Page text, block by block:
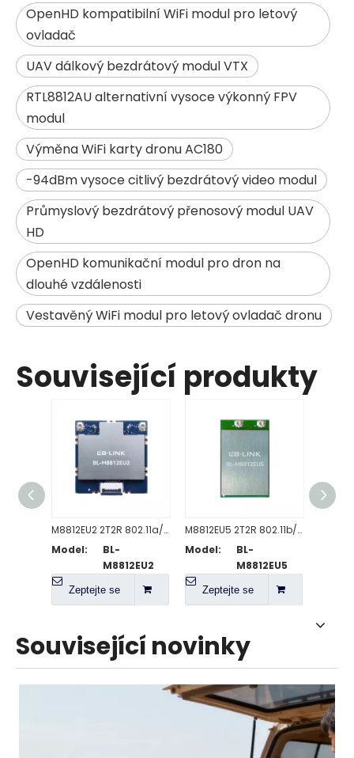
OpenHD kompatibilní WiFi modul pro letový
ovladač
UAV dálkový bezdrátový modul VTX
RTL8812AU alternativní vysoce výkonný FPV
modul
Výměna WiFi karty dronu AC180
-94dBm vysoce citlivý bezdrátový video modul
Průmyslový bezdrátový přenosový modul UAV
HD
OpenHD komunikační modul pro dron na
dlouhé vzdálenosti
Vestavěný WiFi modul pro letový ovladač dronu
Související produkty
M8812EU2 2T2R 802.11a/n/ac WiFi modul
Model:
BL-
M8812EU2
Zeptejte se
M8812EU5 2T2R 802.11b/g/n WiFi modul
Model:
BL-
M8812EU5
Zeptejte se
Související novinky